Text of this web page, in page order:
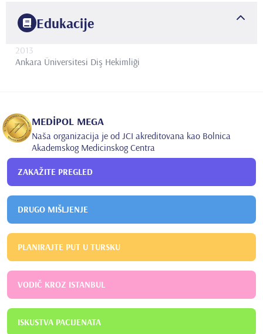
Edukacije
2013
Ankara Üniversitesi Diş Hekimliği
MEDİPOL MEGA
Naša organizacija je od JCI akreditovana kao Bolnica
Akademskog Medicinskog Centra
ZAKAŽITE PREGLED
DRUGO MIŠLJENJE
PLANIRAJTE PUT U TURSKU
VODIČ KROZ ISTANBUL
ISKUSTVA PACIJENATA